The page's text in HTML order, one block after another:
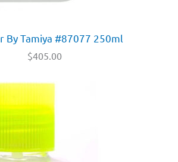
By Tamiya #87077 250ml
$405.00